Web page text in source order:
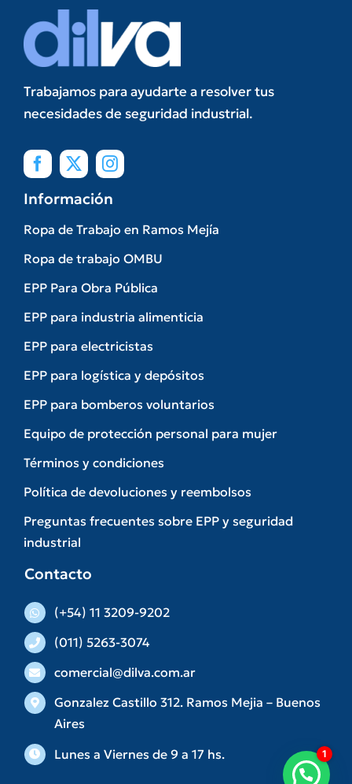
Trabajamos para ayudarte a resolver tus
necesidades de seguridad industrial.
Información
Ropa de Trabajo en Ramos Mejía
Ropa de trabajo OMBU
EPP Para Obra Pública
EPP para industria alimenticia
EPP para electricistas
EPP para logística y depósitos
EPP para bomberos voluntarios
Equipo de protección personal para mujer
Términos y condiciones
Política de devoluciones y reembolsos
Preguntas frecuentes sobre EPP y seguridad
industrial
Contacto
(+54) 11 3209-9202
(011) 5263-3074
comercial@dilva.com.ar
Gonzalez Castillo 312. Ramos Mejia – Buenos
Aires
Lunes a Viernes de 9 a 17 hs.